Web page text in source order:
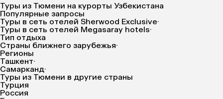
Туры из Тюмени на курорты Узбекистана
Популярные запросы
Туры в сеть отелей Sherwood Exclusive·
Туры в сеть отелей Megasaray hotels·
Тип отдыха
Страны ближнего зарубежья·
Регионы
Ташкент·
Самарканд·
Туры из Тюмени в другие страны
Турция
Россия